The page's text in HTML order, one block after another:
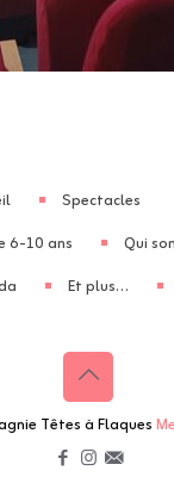
Spectacles
6-10 ans
Qui
Et plus…
Têtes à Flaques